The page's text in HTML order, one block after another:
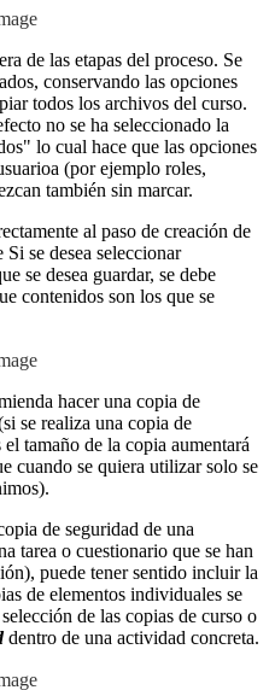
de las etapas del proceso. Se
conservando las opciones
todos los archivos del curso.
no se ha seleccionado la
lo cual hace que las opciones
(por ejemplo roles,
también sin marcar.
al paso de creación de
se desea seleccionar
se desea guardar, se debe
contenidos son los que se
hacer una copia de
se realiza una copia de
tamaño de la copia aumentará
cuando se quiera utilizar solo se
de seguridad de una
tarea o cuestionario que se han
puede tener sentido incluir la
de elementos individuales se
de las copias de curso o
dentro de una actividad concreta.